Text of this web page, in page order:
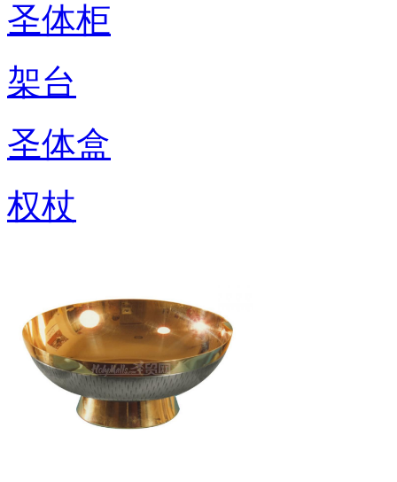
圣体柜
架台
圣体盒
权杖